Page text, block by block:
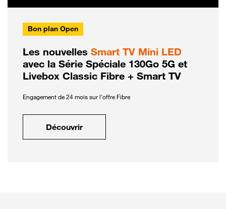
Bon plan Open
Les nouvelles Smart TV Mini LED
avec la Série Spéciale 130Go 5G et
Livebox Classic Fibre + Smart TV
Engagement de 24 mois sur l'offre Fibre
Découvrir